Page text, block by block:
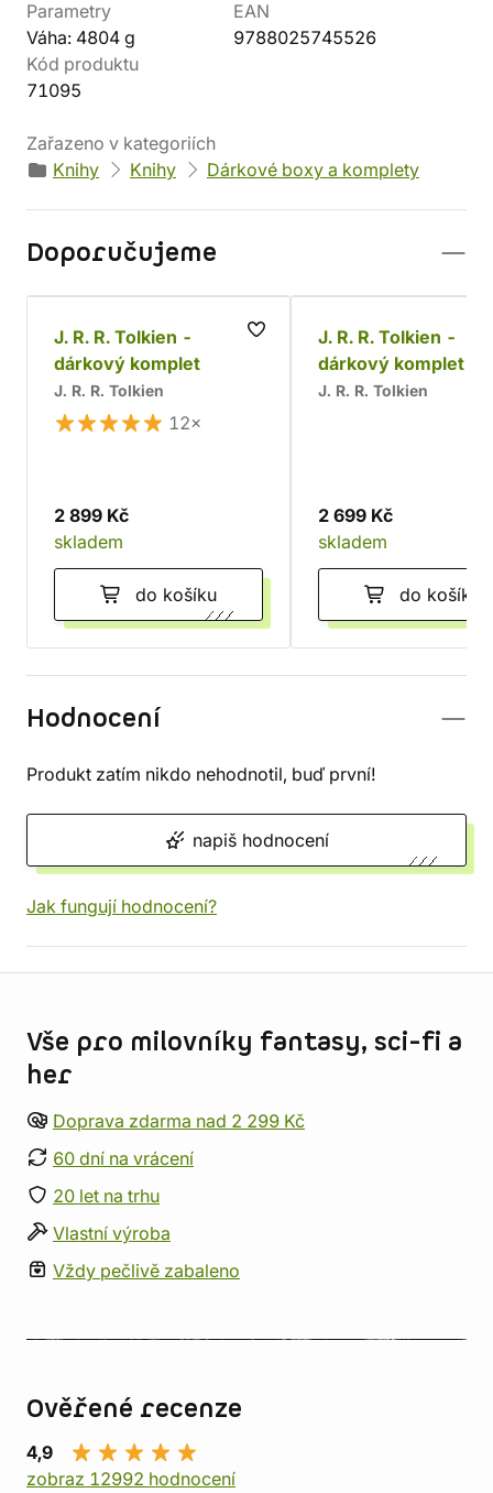
Parametry
Váha: 4804 g
EAN
9788025745526
Kód produktu
71095
Zařazeno v kategoriích
Knihy
Knihy Dárkové boxy a komplety
Doporučujeme
J. R. R. Tolkien -
dárkový komplet
J. R. R. Tolkien
12×
2 899 Kč
skladem
do košíku
J. R. R. Tolkien -
dárkový komplet
II)
J. R. R. Tolkien
2 699 Kč
skladem
do košíku
Hodnocení
Produkt zatím nikdo nehodnotil, buď první!
napiš hodnocení
Jak fungují hodnocení?
Vše pro milovníky fantasy, sci-fi a
her
Doprava zdarma nad 2 299 Kč
60 dní na vrácení
20 let na trhu
Vlastní výroba
Vždy pečlivě zabaleno
Ověřené recenze
4,9
zobraz 12992 hodnocení